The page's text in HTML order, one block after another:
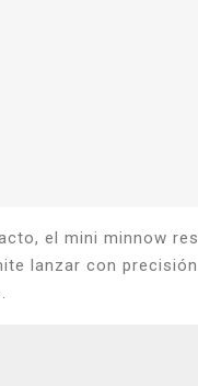
el mini minnow
lanzar con